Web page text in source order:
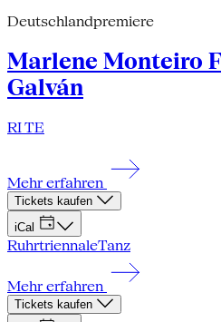
Deutschlandpremiere
Marlene Monteiro
Galván
RI TE
Mehr erfahren
Tickets kaufen
iCal
RuhrtriennaleTanz
Mehr erfahren
Tickets kaufen